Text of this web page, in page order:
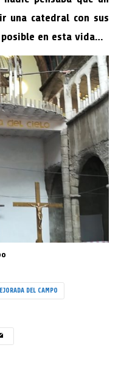
una catedral con sus
posible en esta vida…
DEL CAMPO